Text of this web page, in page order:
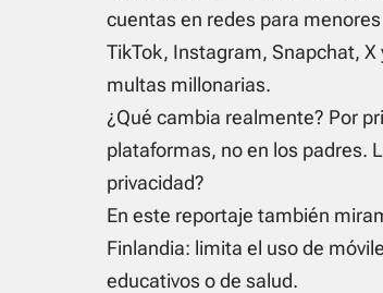
cuentas en redes para
TikTok, Instagram, Snapchat,
multas millonarias.
¿Qué cambia realmente? Por
plataformas, no en los padres.
privacidad?
En este reportaje también
Finlandia: limita el uso de
educativos o de salud.